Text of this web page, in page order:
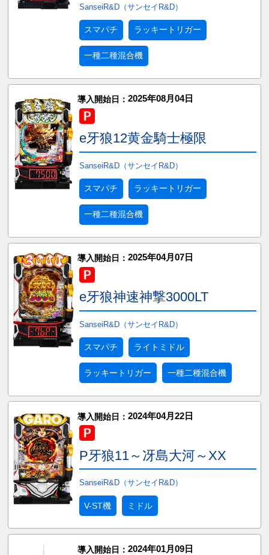
SanseiR&D（サンセイR&D）
スマパチ ラッキートリガー
一種二種混合機
導入開始日： 2025年08月04日
e牙狼12黄金騎士極限
SanseiR&D（サンセイR&D）
スマパチ ラッキートリガー
一種二種混合機
導入開始日： 2025年04月07日
e牙狼神速神撃3000LT
SanseiR&D（サンセイR&D）
スマパチ ライトミドル
ラッキートリガー 一種二種混合機
導入開始日： 2024年04月22日
P牙狼11～冴島大河～XX
SanseiR&D（サンセイR&D）
V-ST機 ミドル
導入開始日： 2024年01月09日